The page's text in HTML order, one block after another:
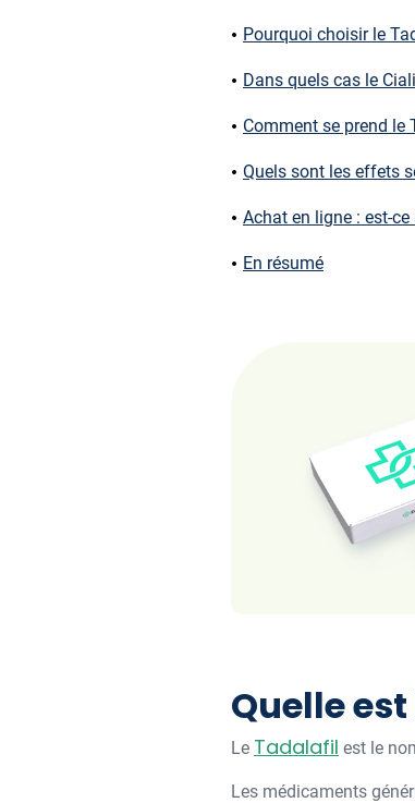
Pourquoi choisir le
Dans quels cas le
Comment se prend le
Quels sont les effets
Achat en ligne : est-ce
En résumé
Quelle
Le Tadalafil est le
Les médicaments